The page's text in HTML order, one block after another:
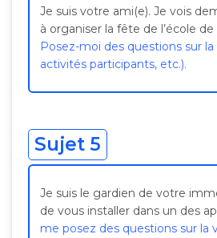
Je suis votre ami(e). Je vois
à organiser la fête de l’école
Posez-moi des questions sur
activités participants, etc.).
Sujet 5
Je suis le gardien de votre
de vous installer dans un des
me posez des questions sur la